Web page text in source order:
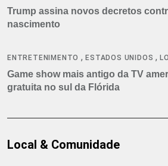
Trump assina novos decretos
nascimento
ENTRETENIMENTO ,ESTADOS UNIDOS ,
Game show mais antigo da TV
gratuita no sul da Flórida
Local & Comunidade